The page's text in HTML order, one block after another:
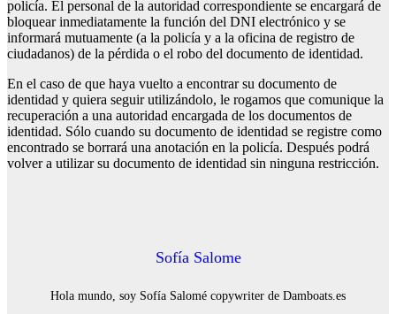
policía. El personal de la autoridad correspondiente se encargará de
bloquear inmediatamente la función del DNI electrónico y se
informará mutuamente (a la policía y a la oficina de registro de
ciudadanos) de la pérdida o el robo del documento de identidad.
En el caso de que haya vuelto a encontrar su documento de
identidad y quiera seguir utilizándolo, le rogamos que comunique la
recuperación a una autoridad encargada de los documentos de
identidad. Sólo cuando su documento de identidad se registre como
encontrado se borrará una anotación en la policía. Después podrá
volver a utilizar su documento de identidad sin ninguna restricción.
Sofía Salome
Hola mundo, soy Sofía Salomé copywriter de Damboats.es